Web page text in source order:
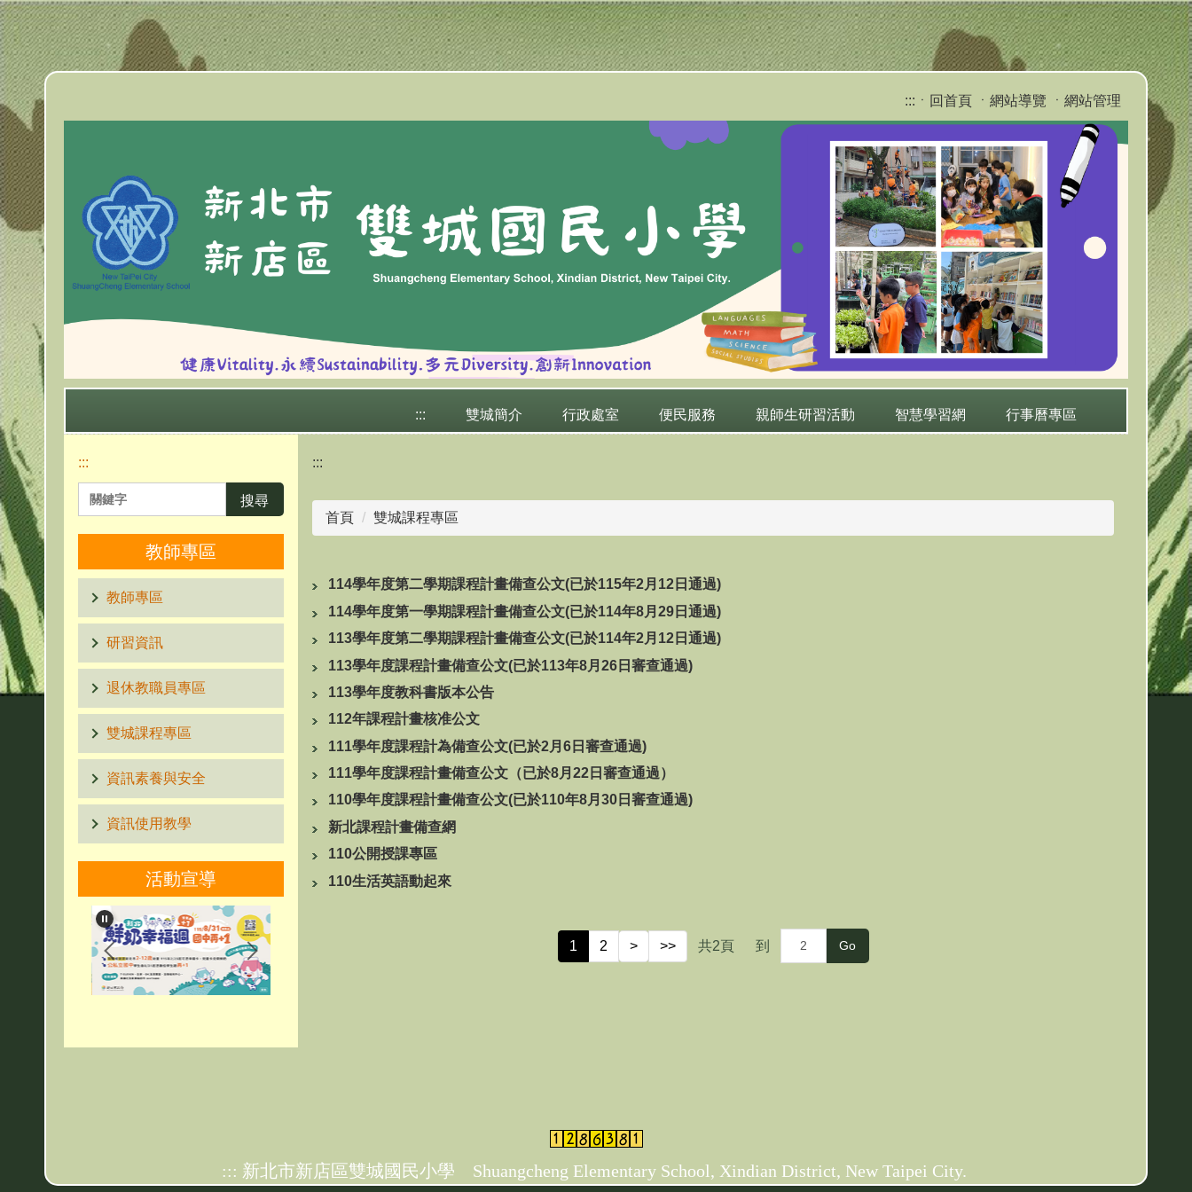
跳
到
主
要
內
容
區
::: ㆍ回首頁 ㆍ網站導覽 ㆍ網站管理
::: 雙城簡介 行政處室 便民服務 親師生研習活動 智慧學習網 行事曆專區
:::
搜尋
教師專區
教師專區
研習資訊
退休教職員專區
雙城課程專區
資訊素養與安全
資訊使用教學
活動宣導
:::
首頁 雙城課程專區
114學年度第二學期課程計畫備查公文(已於115年2月12日通過)
114學年度第一學期課程計畫備查公文(已於114年8月29日通過)
113學年度第二學期課程計畫備查公文(已於114年2月12日通過)
113學年度課程計畫備查公文(已於113年8月26日審查通過)
113學年度教科書版本公告
112年課程計畫核准公文
111學年度課程計為備查公文(已於2月6日審查通過)
111學年度課程計畫備查公文（已於8月22日審查通過）
110學年度課程計畫備查公文(已於110年8月30日審查通過)
新北課程計畫備查網
110公開授課專區
110生活英語動起來
1 2 > >> 共2頁 到 Go
::: 新北市新店區雙城國民小學 Shuangcheng Elementary School, Xindian District, New Taipei City.